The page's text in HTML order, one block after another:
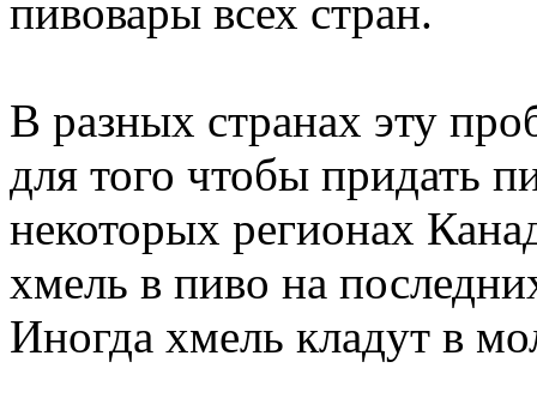
пивовары всех стран.
В разных странах эту
для того чтобы придать
некоторых регионах
хмель в пиво на
Иногда хмель кладут в